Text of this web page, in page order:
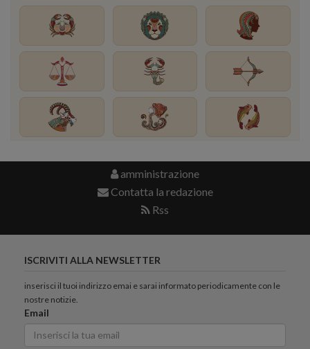
amministrazione
Contatta la redazione
Rss
ISCRIVITI ALLA NEWSLETTER
inserisci il tuoi indirizzo emai e sarai informato periodicamente con le
nostre notizie.
Email